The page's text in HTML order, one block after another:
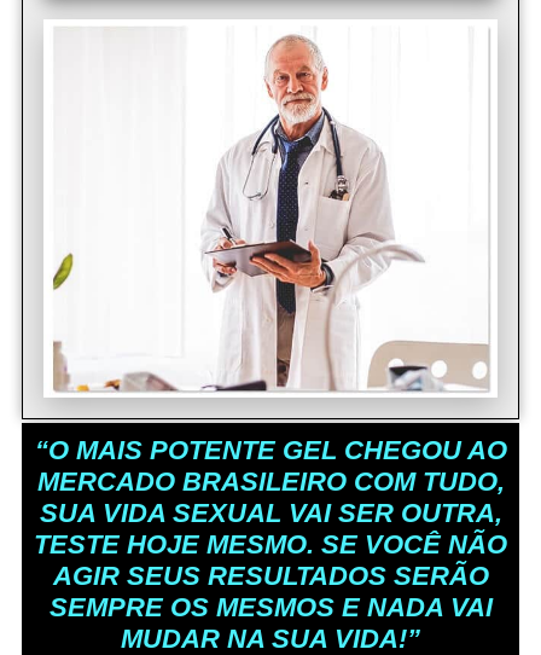
“O MAIS POTENTE GEL CHEGOU AO
MERCADO BRASILEIRO COM TUDO,
SUA VIDA SEXUAL VAI SER OUTRA,
TESTE HOJE MESMO. SE VOCÊ NÃO
AGIR SEUS RESULTADOS SERÃO
SEMPRE OS MESMOS E NADA VAI
MUDAR NA SUA VIDA!”